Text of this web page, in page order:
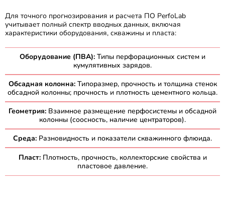
Для точного прогнозирования и расчета ПО PerfoLab
учитывает полный спектр вводных данных, включая
характеристики оборудования, скважины и пласта:
Оборудование (ПВА): Типы перфорационных систем и
кумулятивных зарядов.
Обсадная колонна:Типоразмер, прочность и толщина стенок
обсадной колонны; прочность и плотность цементного кольца.
Геометрия: Взаимное размещение перфосистемы и обсадной
колонны (соосность, наличие центраторов).
Среда: Разновидность и показатели скважинного флюида.
Пласт:Плотность, прочность, коллекторские свойства и
пластовое давление.